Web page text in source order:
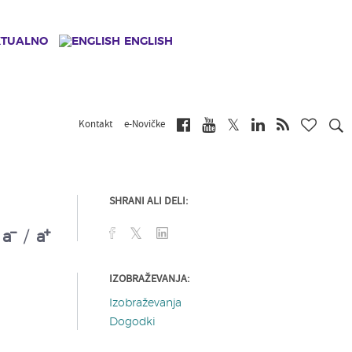
ENGLISH
Kontakt e-Novičke
a / a
SHRANI ALI DELI:
IZOBRAŽEVANJA:
Izobraževanja
Dogodki